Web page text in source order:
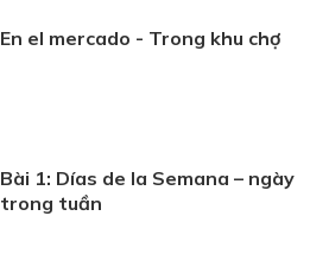
En el mercado - Trong khu chợ
Bài 1: Días de la Semana – ngày
trong tuần